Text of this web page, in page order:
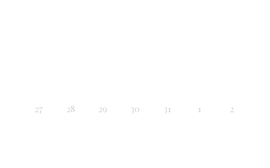
27 28 29 30 31 1 2